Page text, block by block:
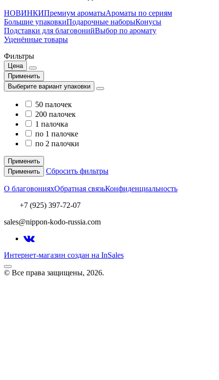
НОВИНКИПремиум ароматыАроматы по сериям
Большие упаковкиПодарочные наборыКонусы
Подставки для благовонийВыбор по аромату
Уценённые товары
Фильтры
Цена
Применить
Выберите вариант упаковки
50 палочек
200 палочек
1 палочка
по 1 палочке
по 2 палочки
Применить
Применить
Сбросить фильтры
О благовонияхОбратная связьКонфиденциальность
+7 (925) 397-72-07
sales@nippon-kodo-russia.com
Интернет-магазин создан на InSales
© Все права защищены, 2026.